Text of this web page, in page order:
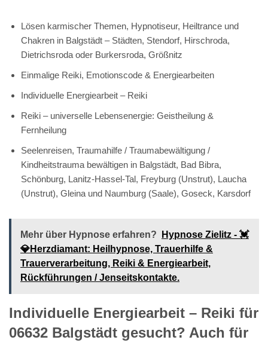
Lösen karmischer Themen, Hypnotiseur, Heiltrance und
Chakren in Balgstädt – Städten, Stendorf, Hirschroda,
Dietrichsroda oder Burkersroda, Größnitz
Einmalige Reiki, Emotionscode & Energiearbeiten
Individuelle Energiearbeit – Reiki
Reiki – universelle Lebensenergie: Geistheilung &
Fernheilung
Seelenreisen, Traumahilfe / Traumabewältigung /
Kindheitstrauma bewältigen in Balgstädt, Bad Bibra,
Schönburg, Lanitz-Hassel-Tal, Freyburg (Unstrut), Laucha
(Unstrut), Gleina und Naumburg (Saale), Goseck, Karsdorf
Mehr über Hypnose erfahren?
Hypnose Zielitz - 💓️
💎Herzdiamant: Heilhypnose, Trauerhilfe &
Trauerverarbeitung, Reiki & Energiearbeit,
Rückführungen / Jenseitskontakte.
Individuelle Energiearbeit – Reiki für
06632 Balgstädt gesucht? Auch für